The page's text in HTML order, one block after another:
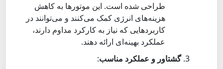
طراحی شده است. این موتورها به کاهش
هزینه‌های انرژی کمک می‌کنند و می‌توانند در
کاربردهایی که نیاز به کارکرد مداوم دارند،
عملکرد بهینه‌ای ارائه دهند.
گشتاور و عملکرد مناسب: